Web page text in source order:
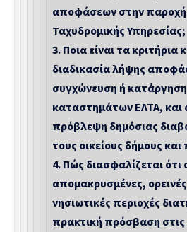
αποφάσεων στην παροχή
Ταχυδρομικής Υπηρεσίας;
3. Ποια είναι τα κριτήρια
διαδικασία λήψης
συγχώνευση ή κατάργηση
καταστημάτων ΕΛΤΑ, και
πρόβλεψη δημόσιας
τους οικείους δήμους και
4. Πώς διασφαλίζεται ότι
απομακρυσμένες,
νησιωτικές περιοχές
πρακτική πρόσβαση στις